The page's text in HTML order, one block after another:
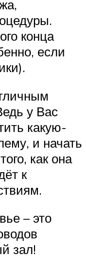
конца
если
у Вас
какую-
и начать
как она
к
– это
зал!